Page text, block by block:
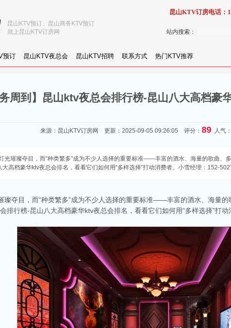
站内搜索：
预订 昆山KTV夜总会 昆山KTV招聘 联系方式 热门KTV推荐
昆山KTV预订、昆山商务KTV预订
就上昆山KTV订房网
昆山KTV订房电话：
务周到】昆山ktv夜总会排行榜-昆山八大高档豪
来源： 昆山KTV订房网 更新：2025-09-05 09:26:05 评分： 89 人气
光璀璨夺目，而“种类繁多”成为不少人选择的重要标准——丰富的酒水、海量的歌曲、
高档豪华ktv夜总会排名，看看它们如何用“多样选择”打动消费者。小雪经理：152-
璨夺目，而“种类繁多”成为不少人选择的重要标准——丰富的酒水、海量
排行榜-昆山八大高档豪华ktv夜总会排名，看看它们如何用“多样选择”打动